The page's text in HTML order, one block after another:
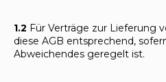
1.2 Für Verträge zur Lieferung
diese AGB entsprechend,
Abweichendes geregelt ist.